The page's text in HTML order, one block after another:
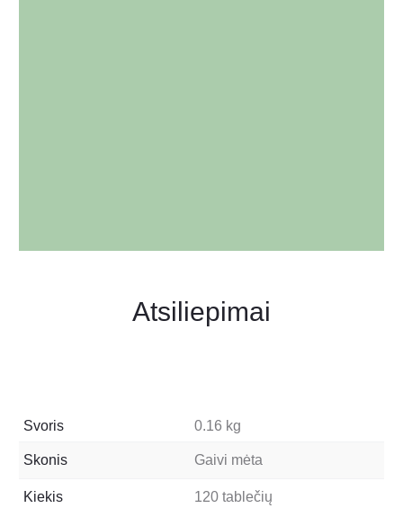
Atsiliepimai
Svoris 0.16 kg
Skonis Gaivi mėta
Kiekis 120 tablečių